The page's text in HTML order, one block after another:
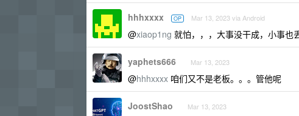
hhhxxxx OP Mar 13, 2023 via Android
@xiaop1ng 就怕，，，大事没干成，小事也
yaphets666 Mar 13, 2023
@hhhxxxx 咱们又不是老板。。。管他呢
JoostShao Mar 13, 2023